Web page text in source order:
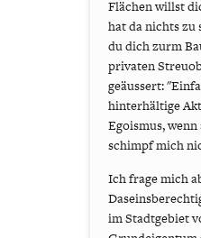
Flächen willst
hat da nichts zu
du dich zurm
privaten
geäussert:
hinterhältige
Egoismus,
schimpf mich
Ich frage mich
im Stadtgebiet